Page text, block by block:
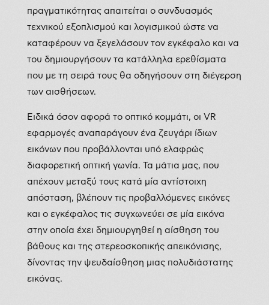
πραγματικότητας απαιτείται ο συνδυασμός
τεχνικού εξοπλισμού και λογισμικού ώστε να
καταφέρουν να ξεγελάσουν τον εγκέφαλο και να
του δημιουργήσουν τα κατάλληλα ερεθίσματα
που με τη σειρά τους θα οδηγήσουν στη διέγερση
των αισθήσεων.
Ειδικά όσον αφορά το οπτικό κομμάτι, οι VR
εφαρμογές αναπαράγουν ένα ζευγάρι ίδιων
εικόνων που προβάλλονται υπό ελαφρώς
διαφορετική οπτική γωνία. Τα μάτια μας, που
απέχουν μεταξύ τους κατά μία αντίστοιχη
απόσταση, βλέπουν τις προβαλλόμενες εικόνες
και ο εγκέφαλος τις συγχωνεύει σε μία εικόνα
στην οποία έχει δημιουργηθεί η αίσθηση του
βάθους και της στερεοσκοπικής απεικόνισης,
δίνοντας την ψευδαίσθηση μιας πολυδιάστατης
εικόνας.